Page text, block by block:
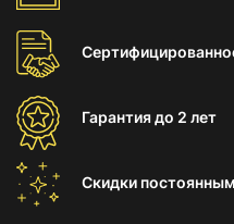
Гарантиядо 2 лет
Скидки постоянным